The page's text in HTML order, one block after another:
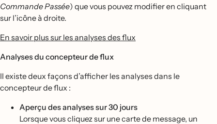
Commande Passée) que vous pouvez modifier en cliquant
sur l’icône à droite.
En savoir plus sur les analyses des flux
Analyses du concepteur de flux
Il existe deux façons d’afficher les analyses dans le
concepteur de flux :
Aperçu des analyses sur 30 jours
Lorsque vous cliquez sur une carte de message, un